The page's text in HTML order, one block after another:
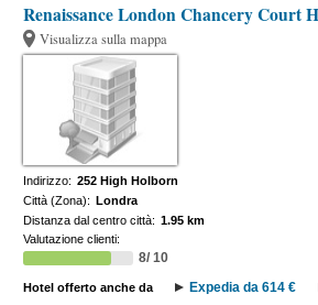
Renaissance London Chancery Court
Visualizza sulla mappa
Indirizzo: 252 High Holborn
Città (Zona): Londra
Distanza dal centro città: 1.95 km
Valutazione clienti:
8/ 10
Hotel offerto anche da Expedia da 614 €